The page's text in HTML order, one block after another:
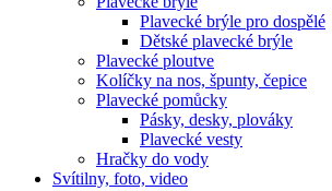
Plavecké brýle pro dospělé
Dětské plavecké brýle
Plavecké ploutve
Kolíčky na nos, špunty, čepice
Plavecké pomůcky
Pásky, desky, plováky
Plavecké vesty
Hračky do vody
Svítilny, foto, video